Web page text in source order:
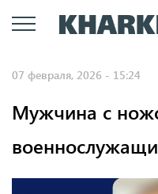
07 февраля, 2026 - 15:24
Мужчина с